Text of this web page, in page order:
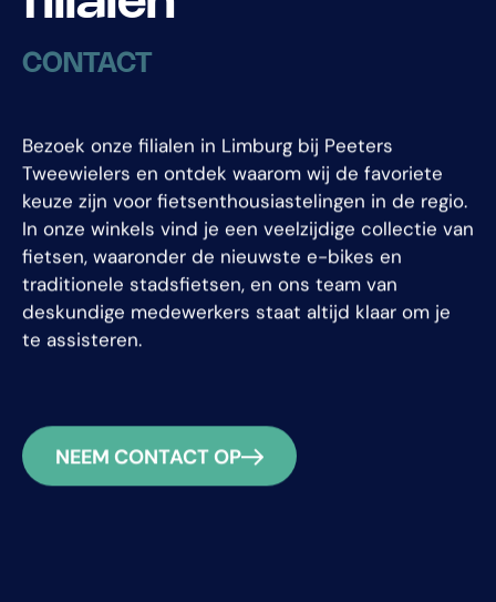
CONTACT
Bezoek onze filialen in Limburg bij Peeters
Tweewielers en ontdek waarom wij de favoriete
keuze zijn voor fietsenthousiastelingen in de regio.
In onze winkels vind je een veelzijdige collectie van
fietsen, waaronder de nieuwste e-bikes en
traditionele stadsfietsen, en ons team van
deskundige medewerkers staat altijd klaar om je
te assisteren.
NEEM CONTACT OP